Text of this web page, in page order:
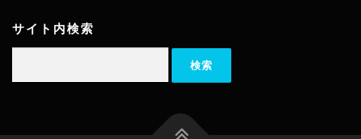
サイト内検索